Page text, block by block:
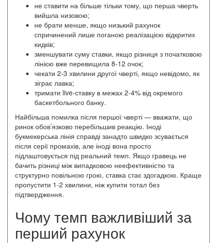
не ставити на більше тільки тому, що перша чверть
вийшла низовою;
не брати менше, якщо низький рахунок
спричинений лише поганою реалізацією відкритих
кидків;
зменшувати суму ставки, якщо різниця з початковою
лінією вже перевищила 8-12 очок;
чекати 2-3 хвилини другої чверті, якщо невідомо, як
зіграє лавка;
тримати live-ставку в межах 2-4% від окремого
баскетбольного банку.
Найбільша помилка після першої чверті — вважати, що
ринок обов’язково перебільшив реакцію. Іноді
букмекерська лінія справді занадто швидко зсувається
після серії промахів, але іноді вона просто
підлаштовується під реальний темп. Якщо гравець не
бачить різниці між випадковою неефективністю та
структурно повільною грою, ставка стає здогадкою. Краще
пропустити 1-2 хвилини, ніж купити тотал без
підтвердження.
Чому темп важливіший за
перший рахунок